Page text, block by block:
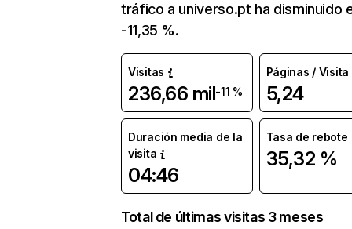
tráfico a universo.pt ha disminuido
-11,35 %.
Visitas
236,66 mil-11 %
Páginas / Visita
5,24
Duración media de la
visita
04:46
Tasa de rebote
35,32 %
Total de últimas visitas 3 meses